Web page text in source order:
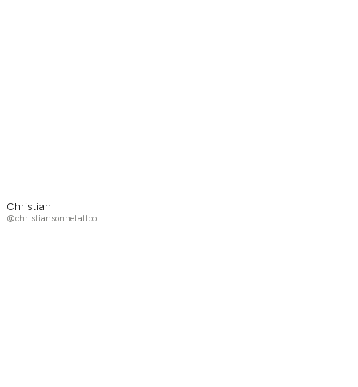
Christian
@christiansonnetattoo